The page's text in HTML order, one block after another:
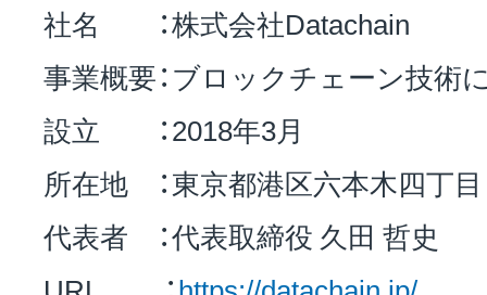
社名 ：株式会社Datachain
事業概要：ブロックチェーン技術
設立 ：2018年3月
所在地 ：東京都港区六本木四丁
代表者 ：代表取締役 久田 哲史